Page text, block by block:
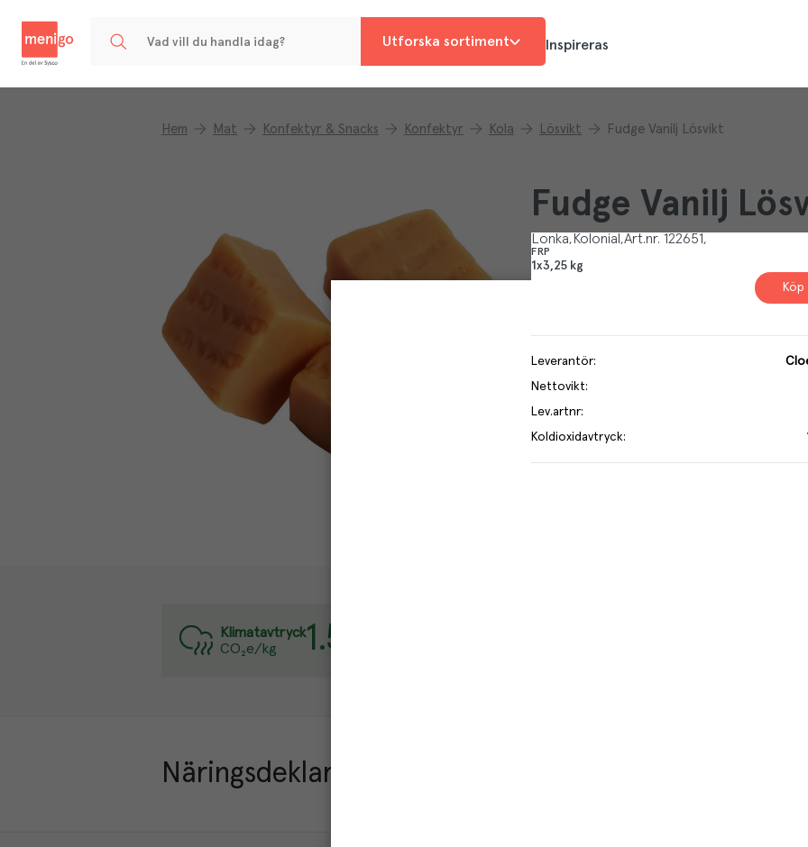
Utforska sortiment Inspireras
Hem Mat Konfektyr & Snacks Konfektyr Kola Lösvikt Fudge Vanilj Lösvikt
Fudge Vanilj
Lonka Kolonial Art.nr. 122651
FRP
1x3,25 kg
Köp
Leverantör:
Nettovikt:
Lev.artnr:
Koldioxidavtryck:
Klimatavtryck
CO₂e/kg
1.5
Varje kilo av varan påverkar klimatet motsvarande utsläppen av 1.5 kg
Näringsdeklaration